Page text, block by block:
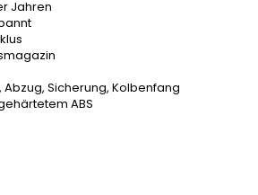
Jahren
Sicherung, Kolbenfang
ABS